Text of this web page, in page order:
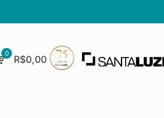
0 R$0,00